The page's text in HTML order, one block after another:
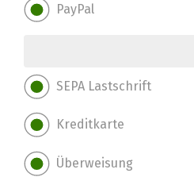
PayPal
SEPA Lastschrift
Kreditkarte
Überweisung